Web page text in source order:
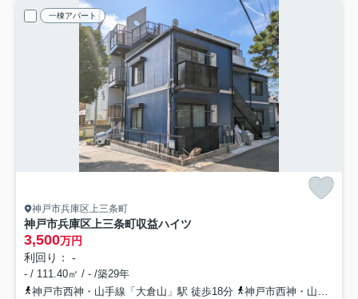
一棟アパート
神戸市兵庫区上三条町
神戸市兵庫区上三条町収益ハイツ
3,500万円
利回り： -
- / 111.40㎡ / - /築29年
神戸市西神・山手線「大倉山」駅 徒歩18分
神戸市西神・山手線「大倉山」駅 バス3分 神戸市バス「平野〔下祇園町〕」 停歩3分